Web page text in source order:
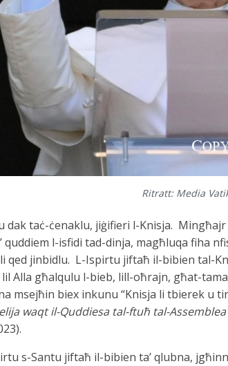
Ritratt: Media
dak taċ-ċenaklu, jiġifieri l-Knisja.
quddiem l-isfidi tad-dinja, magħluqa fiha
qed jinbidlu. L-Ispirtu jiftaħ il-bibien tal-
Alla għalqulu l-bieb, lill-oħrajn, għat-
msejħin biex inkunu “Knisja li tbierek u
waqt il-Quddiesa tal-ftuħ tal-
s-Santu jiftaħ il-bibien ta’ qlubna,